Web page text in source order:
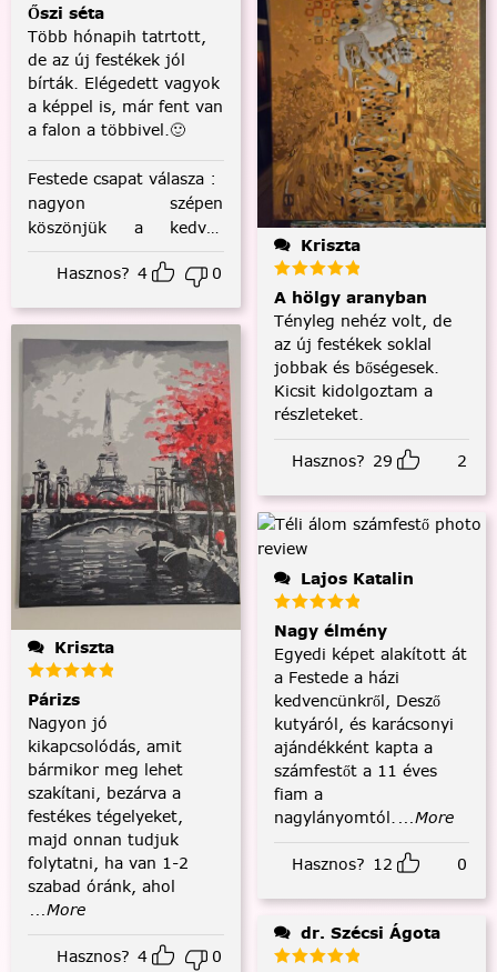
Őszi séta
Több hónapih tatrtott,
de az új festékek jól
bírták. Elégedett vagyok
a képpel is, már fent van
a falon a többivel.🙂
Festede csapat válasza :
nagyon szépen
köszönjük a kedves
visszajelzést! :)
Hasznos? 4 0
Kriszta
Párizs
Nagyon jó
kikapcsolódás, amit
bármikor meg lehet
szakítani, bezárva a
festékes tégelyeket,
majd onnan tudjuk
folytatni, ha van 1-2
szabad óránk, ahol
...More
Hasznos? 4 0
Kriszta
A hölgy aranyban
Tényleg nehéz volt, de
az új festékek soklal
jobbak és bőségesek.
Kicsit kidolgoztam a
részleteket.
Hasznos? 29 2
Lajos Katalin
Nagy élmény
Egyedi képet alakított át
a Festede a házi
kedvencünkről, Desző
kutyáról, és karácsonyi
ajándékként kapta a
számfestőt a 11 éves
fiam a
nagylányomtól. ...More
Hasznos? 12 0
dr. Szécsi Ágota